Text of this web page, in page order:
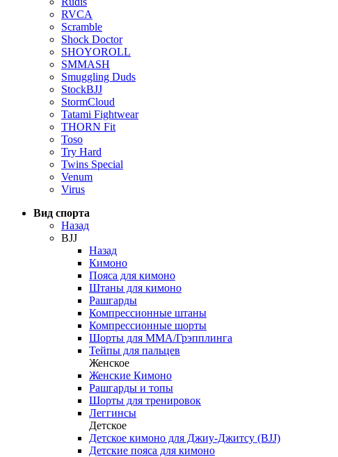
RVCA
Scramble
Shock Doctor
SHOYOROLL
SMMASH
Smuggling Duds
StockBJJ
StormCloud
Tatami Fightwear
THORN Fit
Toso
Try Hard
Twins Special
Venum
Virus
Вид спорта
Назад
BJJ
Назад
Кимоно
Пояса для кимоно
Штаны для кимоно
Рашгарды
Компрессионные штаны
Компрессионные шорты
Шорты для ММА/Грэпплинга
Тейпы для пальцев
Женское
Женские Кимоно
Рашгарды и топы
Шорты для тренировок
Леггинсы
Детское
Детское кимоно для Джиу-Джитсу (BJJ)
Детские пояса для кимоно